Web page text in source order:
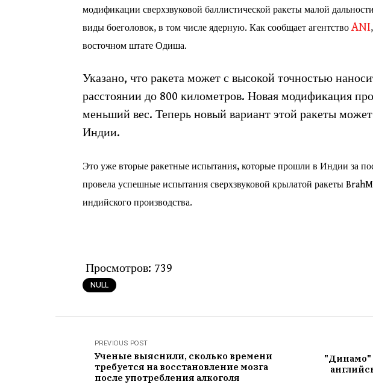
модификации сверхзвуковой баллистической ракеты малой
виды боеголовок, в том числе ядерную. Как сообщает агентство ANI
восточном штате Одиша.
Указано, что ракета может с высокой точностью
расстоянии до 800 километров. Новая модификация
меньший вес. Теперь новый вариант этой ракеты
Индии.
Это уже вторые ракетные испытания, которые прошли в Индии за
провела успешные испытания сверхзвуковой крылатой ракеты
индийского производства.
Просмотров: 739
NULL
PREVIOUS POST
Ученые выяснили, сколько времени
требуется на восстановление мозга
после употребления алкоголя
"Динамо"